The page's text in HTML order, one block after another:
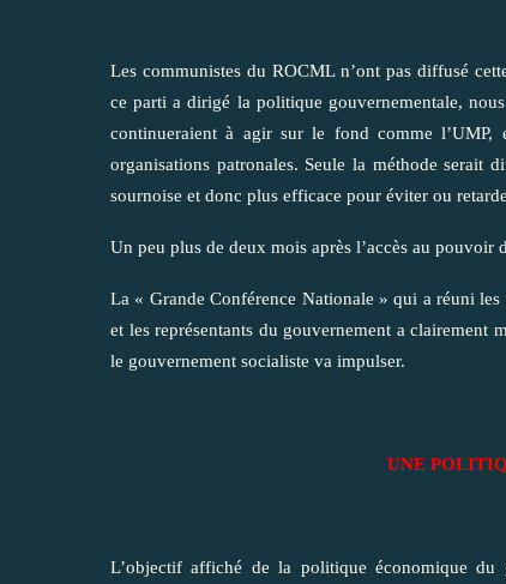
Les communistes du ROCML n’ont pas diffusé
ce parti a dirigé la politique gouvernementale,
continueraient à agir sur le fond comme l’UMP,
organisations patronales. Seule la méthode serait
sournoise et donc plus efficace pour éviter ou
Un peu plus de deux mois après l’accès au pouvoir
La « Grande Conférence Nationale » qui a réuni
et les représentants du gouvernement a clairement
le gouvernement socialiste va impulser.
UNE
L’objectif affiché de la politique économique du